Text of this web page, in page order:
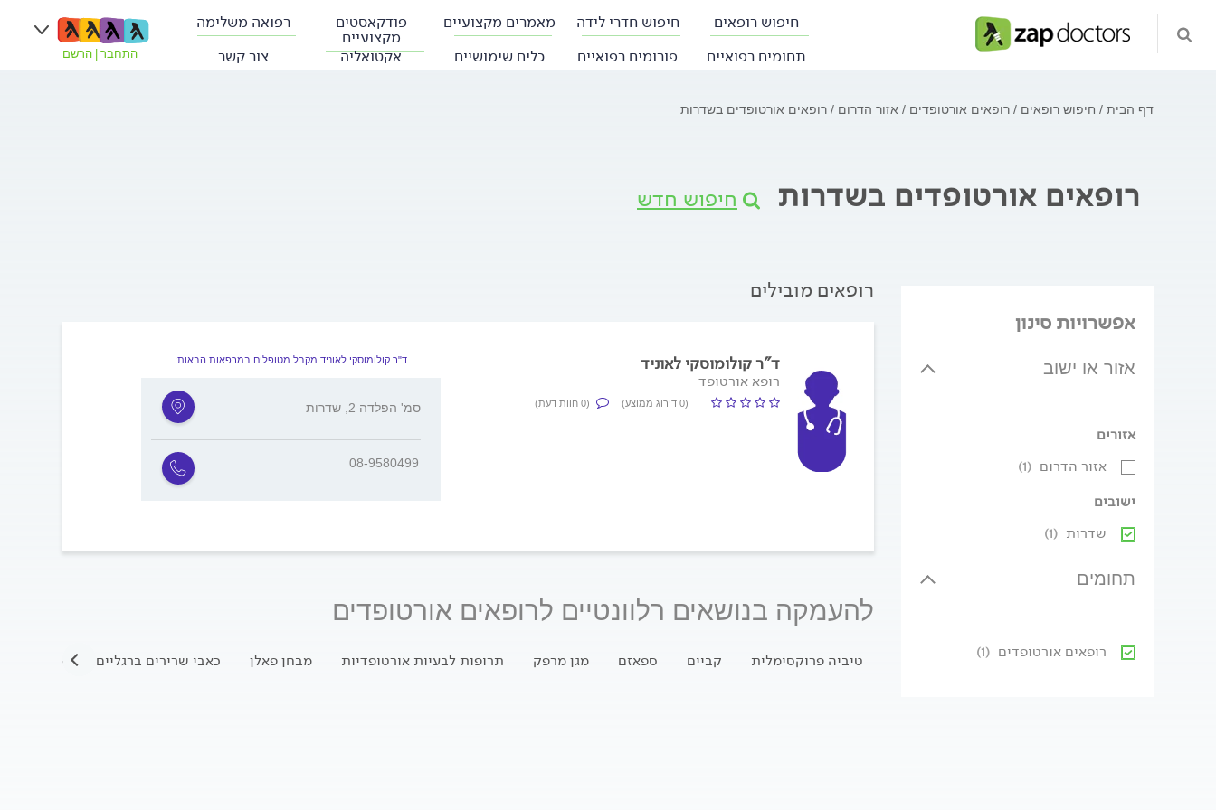
חיפוש רופאים חיפוש חדרי לידה מאמרים מקצועיים פודקאסטים
מקצועיים
רפואה משלימה
תחומים רפואיים
פורומים רפואיים כלים שימושיים אקטואליה צור קשר התחבר הרשם
דף הבית חיפוש רופאים רופאים אורטופדים אזור הדרום רופאים אורטופדים בשדרות
רופאים אורטופדים בשדרות חיפוש חדש
אפשרויות סינון
אזור או ישוב
אזורים
אזור הדרום (1)
ישובים
שדרות (1)
תחומים
רופאים אורטופדים (1)
רופאים מובילים
ד"ר קולומוסקי לאוניד
רופא אורטופד
(0 דירוג ממוצע) (0 חוות דעת)
ד"ר קולומוסקי לאוניד מקבל מטופלים במרפאות הבאות:
סמ' הפלדה 2, שדרות
08-9580499
להעמקה בנושאים רלוונטיים לרופאים אורטופדים
טיביה פרוקסימלית קביים ספאזם מגן מרפק תרופות לבעיות אורטופדיות מבחן פאלן כאבי שרירים ברגליים